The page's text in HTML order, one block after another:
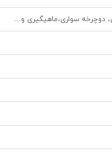
دوچرخه سواری،ماهیگیری و…